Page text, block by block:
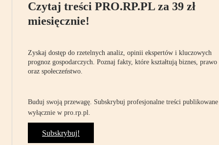
Czytaj treści PRO.RP.PL za 39 zł
miesięcznie!
Zyskaj dostęp do rzetelnych analiz, opinii ekspertów i kluczowych
prognoz gospodarczych. Poznaj fakty, które kształtują biznes, prawo
oraz społeczeństwo.
Buduj swoją przewagę. Subskrybuj profesjonalne treści publikowane
wyłącznie w pro.rp.pl.
Subskrybuj!